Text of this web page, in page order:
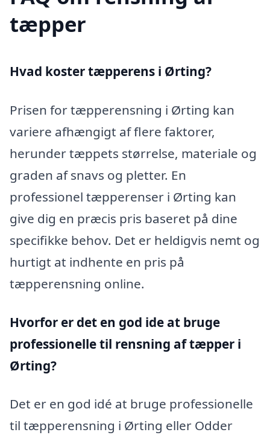
tæpper
Hvad koster tæpperens i Ørting?
Prisen for tæpperensning i Ørting kan
variere afhængigt af flere faktorer,
herunder tæppets størrelse, materiale og
graden af snavs og pletter. En
professionel tæpperenser i Ørting kan
give dig en præcis pris baseret på dine
specifikke behov. Det er heldigvis nemt og
hurtigt at indhente en pris på
tæpperensning online.
Hvorfor er det en god ide at bruge
professionelle til rensning af tæpper i
Ørting?
Det er en god idé at bruge professionelle
til tæpperensning i Ørting eller Odder